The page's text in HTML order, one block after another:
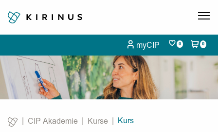
myCIP 0 0
CIP Akademie Kurse
Current:
Kurs